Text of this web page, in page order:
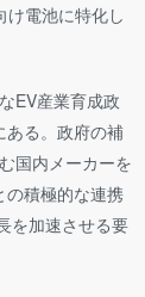
け電池に特化し
EV産業育成政
ある。政府の補
国内メーカーを
の積極的な連携
を加速させる要